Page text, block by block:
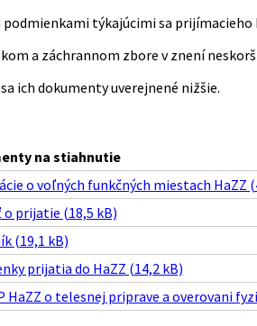
podmienkami týkajúcimi sa prijímacieho
a záchrannom zbore v znení
ich dokumenty uverejnené nižšie.
na stiahnutie
o voľných funkčných miestach HaZZ
o prijatie (18,5 kB)
(19,1 kB)
prijatia do HaZZ (14,2 kB)
HaZZ o telesnej priprave a overovani